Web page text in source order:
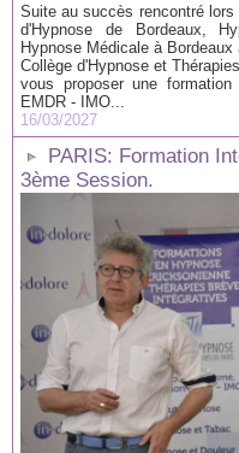
Suite au succès rencontré
d'Hypnose de Bordeaux,
Hypnose Médicale à
Collège d'Hypnose et
vous proposer une
EMDR - IMO...
16/03/2027
PARIS: Formation
3ème Session.